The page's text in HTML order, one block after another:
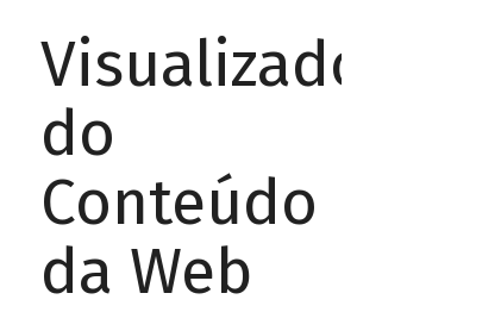
Visualizador
do
Conteúdo
da Web